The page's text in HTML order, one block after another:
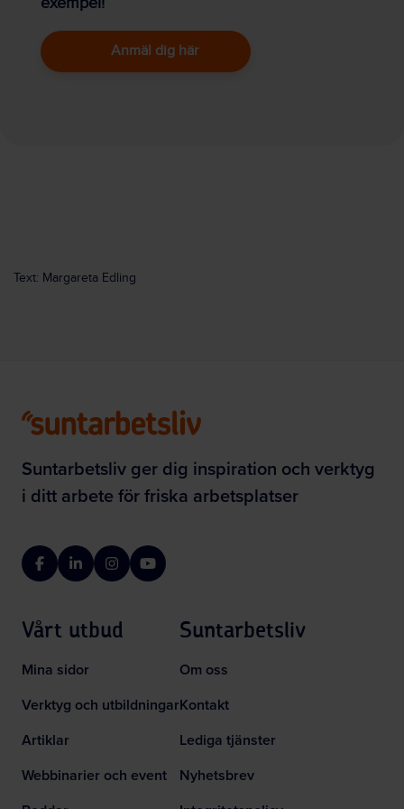
Anmäl dig här
Text: Margareta Edling
Suntarbetsliv ger dig inspiration och verktyg
i ditt arbete för friska arbetsplatser
FacebookLinkedInInstagramYouTube
Vårt utbud
Mina sidor
Verktyg och utbildningar
Artiklar
Webbinarier och event
Suntarbetsliv
Om oss
Kontakt
Lediga tjänster
Nyhetsbrev